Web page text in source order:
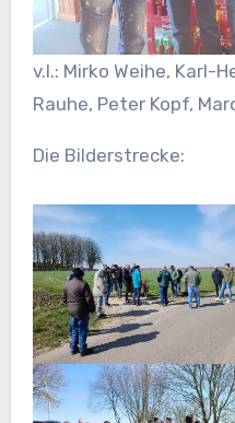
v.l.: Mirko Weihe, Karl-
Rauhe, Peter Kopf,
Die Bilderstrecke: